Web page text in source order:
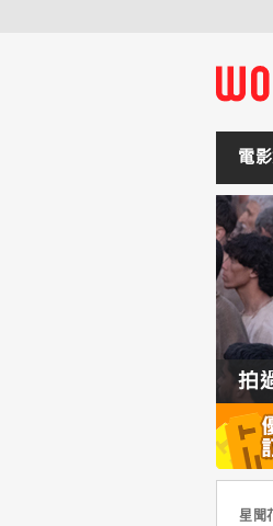
電
拍
星聞